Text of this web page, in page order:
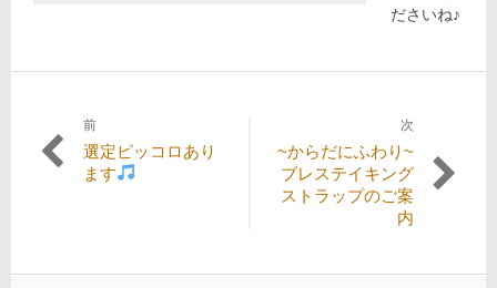
ださいね♪
投
稿
ゲ
前
過
去
選定ピッコロあり
ます
次
次~からだにふわり~
ブレステイキング
ストラップのご案
内